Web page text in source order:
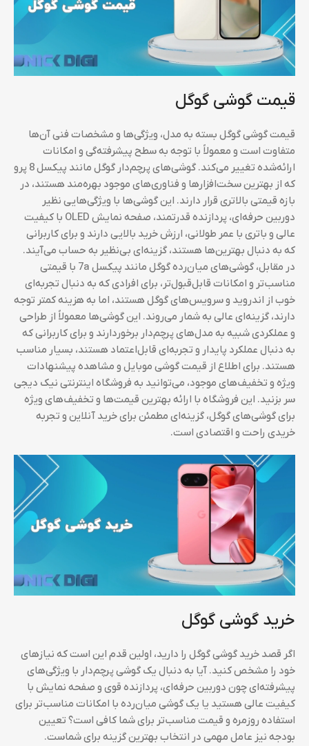
قیمت گوشی گوگل
قیمت گوشی گوگل بسته به مدل، ویژگی‌ها و مشخصات فنی آن‌ها
متفاوت است و معمولاً با توجه به سطح پیشرفته‌گی و امکانات
ارائه‌شده تغییر می‌کند. گوشی‌های پرچم‌دار گوگل مانند پیکسل 8 پرو
که از بهترین سخت‌افزارها و فناوری‌های موجود بهره‌مند هستند، در
بازه قیمتی بالاتری قرار دارند. این گوشی‌ها با ویژگی‌هایی نظیر
دوربین حرفه‌ای، پردازنده قدرتمند، صفحه نمایش OLED با کیفیت
عالی و باتری با عمر طولانی، ارزش خرید بالایی دارند و برای کاربرانی
که به دنبال بهترین‌ها هستند، گزینه‌ای بی‌نظیر به حساب می‌آیند.
در مقابل، گوشی‌های میان‌رده گوگل مانند پیکسل 7a با قیمتی
مناسب‌تر و امکانات قابل‌قبول‌تر، برای افرادی که به دنبال تجربه‌ای
خوب از اندروید و سرویس‌های گوگل هستند، اما به هزینه کمتر توجه
دارند، گزینه‌ای عالی به شمار می‌روند. این گوشی‌ها معمولاً از طراحی
و عملکردی شبیه به مدل‌های پرچم‌دار برخوردارند و برای کاربرانی که
به دنبال عملکرد پایدار و تجربه‌ای قابل‌اعتماد هستند، بسیار مناسب
هستند. برای اطلاع از قیمت گوشی موبایل و مشاهده پیشنهادات
ویژه و تخفیف‌های موجود، می‌توانید به فروشگاه اینترنتی نیک دیجی
سر بزنید. این فروشگاه با ارائه بهترین قیمت‌ها و تخفیف‌های ویژه
برای گوشی‌های گوگل، گزینه‌ای مطمئن برای خرید آنلاین و تجربه
خریدی راحت و اقتصادی است.
خرید گوشی گوگل
اگر قصد خرید گوشی گوگل را دارید، اولین قدم این است که نیازهای
خود را مشخص کنید. آیا به دنبال یک گوشی پرچم‌دار با ویژگی‌های
پیشرفته‌ای چون دوربین حرفه‌ای، پردازنده قوی و صفحه نمایش با
کیفیت عالی هستید یا یک گوشی میان‌رده با امکانات مناسب‌تر برای
استفاده روزمره و قیمت مناسب‌تر برای شما کافی است؟ تعیین
بودجه نیز عامل مهمی در انتخاب بهترین گزینه برای شماست.